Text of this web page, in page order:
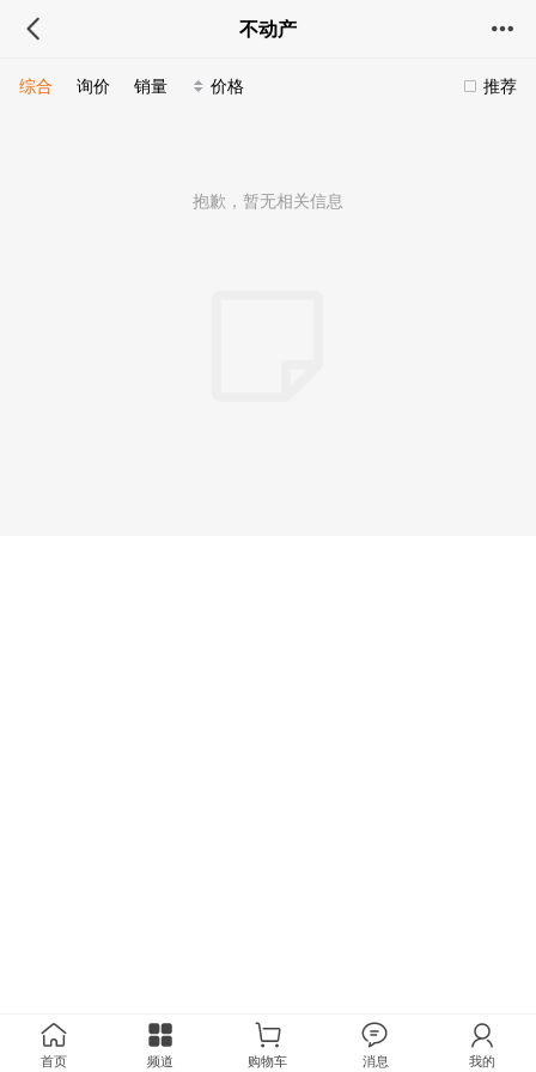
不动产
推荐
综合 询价 销量 价格
抱歉，暂无相关信息
首页 频道 购物车 消息 我的